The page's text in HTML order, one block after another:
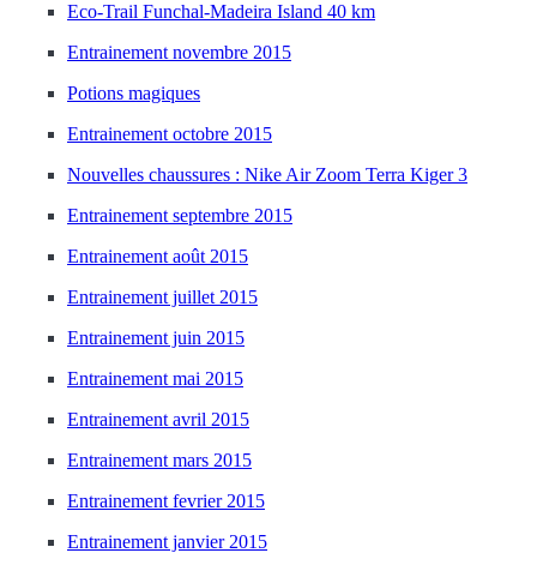
Eco-Trail Funchal-Madeira Island 40 km
Entrainement novembre 2015
Potions magiques
Entrainement octobre 2015
Nouvelles chaussures : Nike Air Zoom Terra Kiger 3
Entrainement septembre 2015
Entrainement août 2015
Entrainement juillet 2015
Entrainement juin 2015
Entrainement mai 2015
Entrainement avril 2015
Entrainement mars 2015
Entrainement fevrier 2015
Entrainement janvier 2015